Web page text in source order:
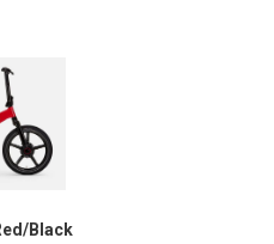
Black